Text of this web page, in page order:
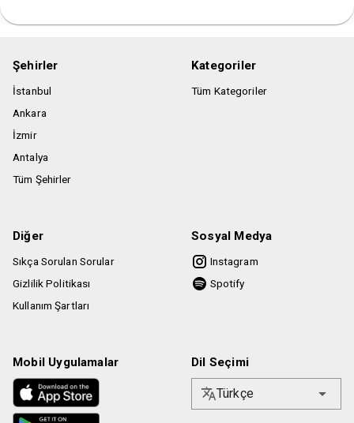
Şehirler
İstanbul
Ankara
İzmir
Antalya
Tüm Şehirler
Kategoriler
Tüm Kategoriler
Diğer
Sıkça Sorulan Sorular
Gizlilik Politikası
Kullanım Şartları
Sosyal Medya
Instagram
Spotify
Mobil Uygulamalar Dil Seçimi
Türkçe